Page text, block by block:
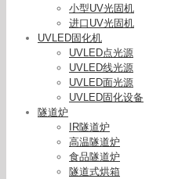
小型UV光固机
进口UV光固机
UVLED固化机
UVLED点光源
UVLED线光源
UVLED面光源
UVLED固化设备
隧道炉
IR隧道炉
高温隧道炉
食品隧道炉
隧道式烘箱